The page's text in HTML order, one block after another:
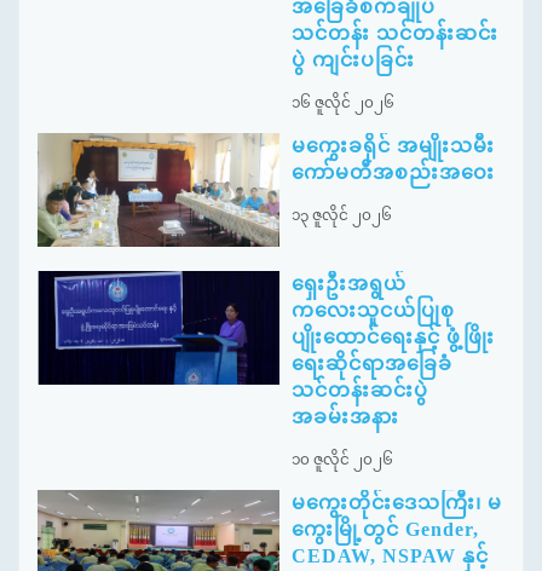
အခြေခံစက်ချုပ်
သင်တန်း သင်တန်းဆင်း
ပွဲ ကျင်းပခြင်း
၁၆ ဇူလိုင် ၂၀၂၆
မကွေးခရိုင် အမျိုးသမီး
ကော်မတီအစည်းအဝေး
၁၃ ဇူလိုင် ၂၀၂၆
ရှေးဦးအရွယ်
ကလေးသူငယ်ပြုစု
ပျိုးထောင်ရေးနှင့် ဖွံ့ဖြိုး
ရေးဆိုင်ရာအခြေခံ
သင်တန်းဆင်းပွဲ
အခမ်းအနား
၁၀ ဇူလိုင် ၂၀၂၆
မကွေးတိုင်းဒေသကြီး၊ မ
ကွေးမြို့တွင် Gender,
CEDAW, NSPAW နှင့်